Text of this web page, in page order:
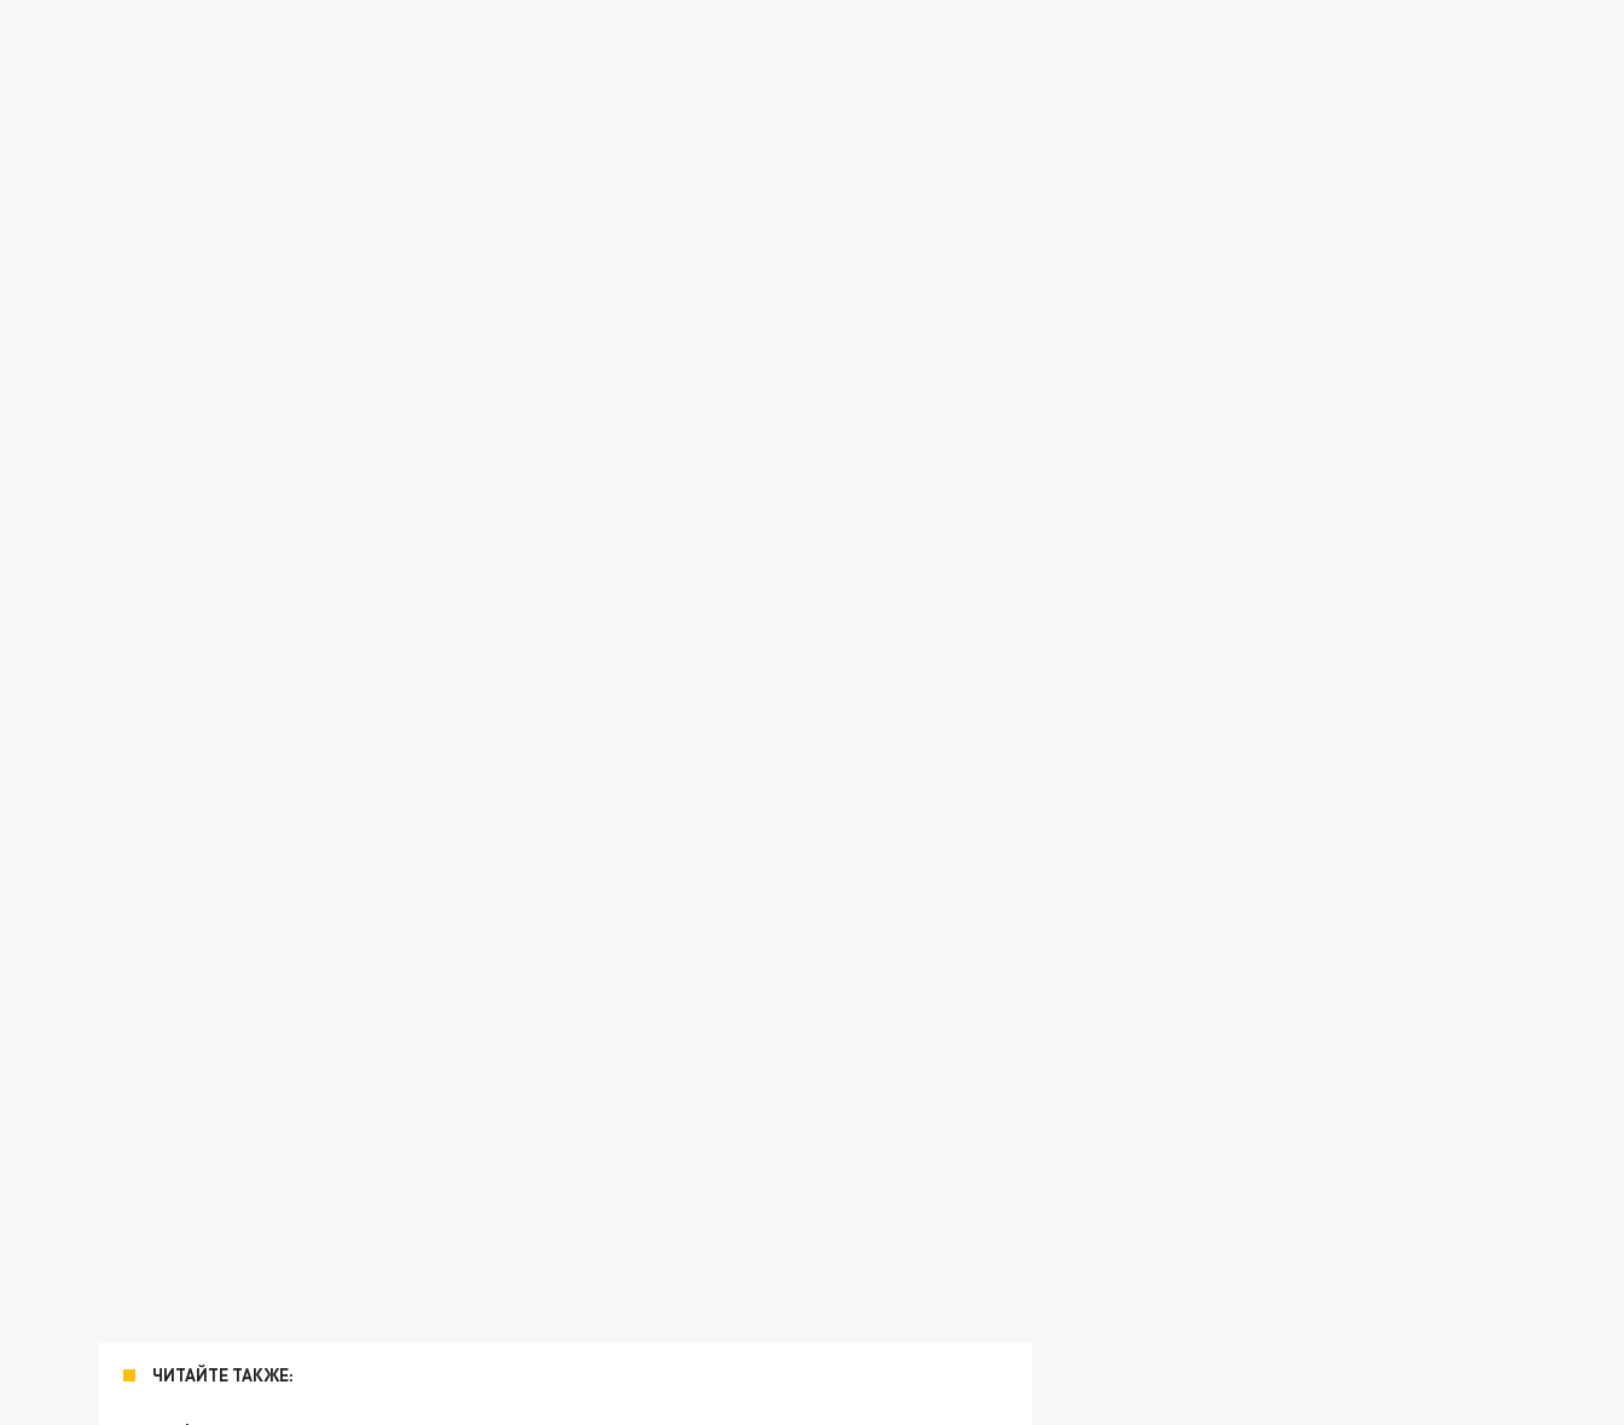
ЧИТАЙТЕ ТАКЖЕ: